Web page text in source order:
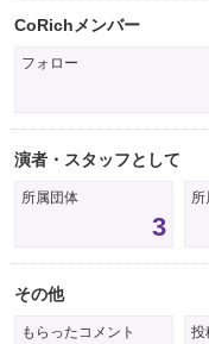
CoRichメンバー
フォロー
演者・スタッフとして
所属団体
3
所
その他
もらったコメント 投